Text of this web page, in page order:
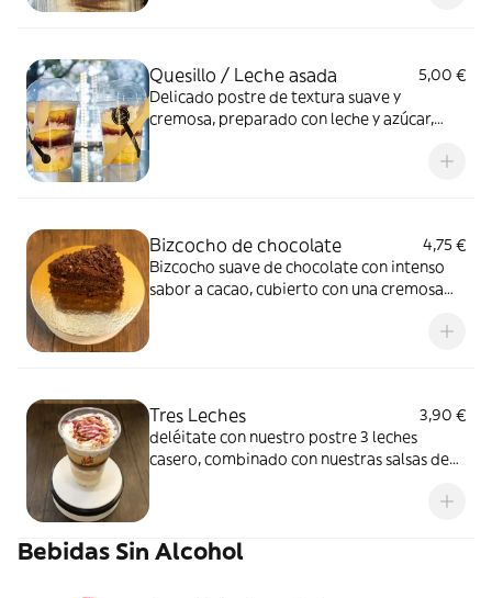
Quesillo / Leche asada
5,00 €
Delicado postre de textura suave y
cremosa, preparado con leche y azúcar,
Bizcocho de chocolate
4,75 €
Bizcocho suave de chocolate con intenso
sabor a cacao, cubierto con una cremosa
y perfecto para los amantes del chocolate.
Tres Leches
3,90 €
deléitate con nuestro postre 3 leches
casero, combinado con nuestras salsas de
Bebidas Sin Alcohol